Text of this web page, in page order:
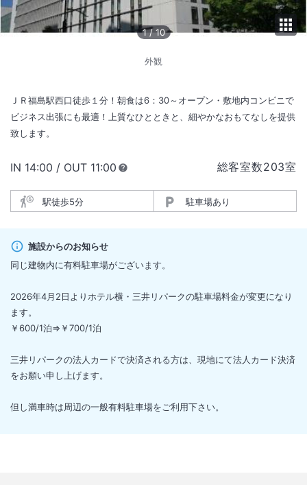
1 /10
外観
ＪＲ福島駅西口徒歩１分！朝食は6：30～オープン・敷地内コンビニで
ビジネス出張にも最適！上質なひとときと、細やかなおもてなしを提供
致します。
総客室数203室
IN チェックイン
14:00 / OUT チェックアウト
11:00
駅徒歩5分 駐車場あり
施設からのお知らせ
同じ建物内に有料駐車場がございます。
2026年4月2日よりホテル横・三井リパークの駐車場料金が変更になり
ます。
￥600/1泊⇒￥700/1泊
三井リパークの法人カードで決済される方は、現地にて法人カード決済
をお願い申し上げます。
但し満車時は周辺の一般有料駐車場をご利用下さい。